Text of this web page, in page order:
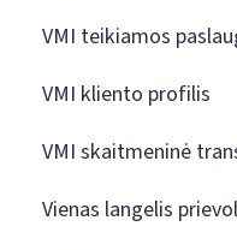
VMI teikiamos
VMI kliento profilis
VMI skaitmeninė
Vienas langelis